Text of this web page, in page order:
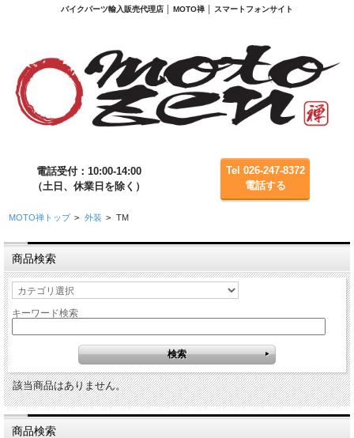
バイクパーツ輸入販売代理店 │ MOTO禅 │ スマートフォンサイト
電話受付：10:00-14:00
（土日、休業日を除く）
Tel 026-247-8372
電話する
MOTO禅トップ > 外装 > TM
商品検索
キーワード検索
該当商品はありません。
商品検索